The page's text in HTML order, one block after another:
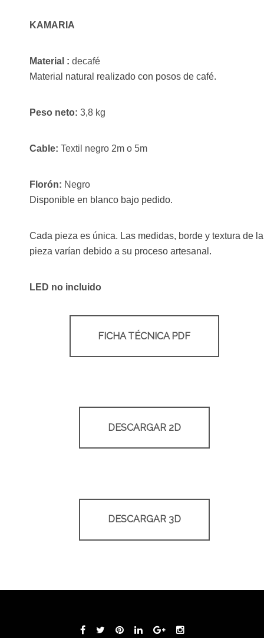
KAMARIA
Material : decafé
Material natural realizado con posos de café.
Peso neto: 3,8 kg
Cable: Textil negro 2m o 5m
Florón: Negro
Disponible en blanco bajo pedido.
Cada pieza es única. Las medidas, borde y textura de la
pieza varían debido a su proceso artesanal.
LED no incluido
FICHA TÉCNICA PDF
DESCARGAR 2D
DESCARGAR 3D